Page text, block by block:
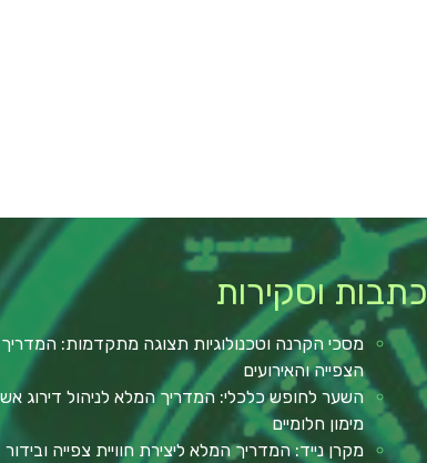
כתבות וסקירות
מסכי הקרנה וטכנולוגיות תצוגה מתקדמות: המדריך
הצפייה והאירועים
השער לחופש כלכלי: המדריך המלא לניהול דירוג
מימון חלומיים
מקרן נייד: המדריך המלא ליצירת חוויית צפייה